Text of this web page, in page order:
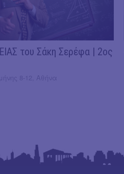
του Σάκη Σερέφα | 2ος